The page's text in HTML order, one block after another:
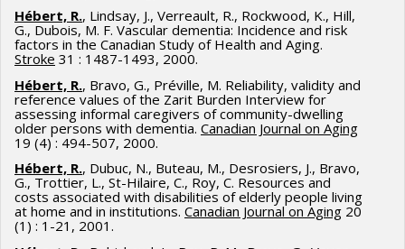
Hébert, R., Lindsay, J., Verreault, R., Rockwood, K., Hill,
G., Dubois, M. F. Vascular dementia: Incidence and risk
factors in the Canadian Study of Health and Aging.
Stroke 31 : 1487-1493, 2000.
Hébert, R., Bravo, G., Préville, M. Reliability, validity and
reference values of the Zarit Burden Interview for
assessing informal caregivers of community-dwelling
older persons with dementia. Canadian Journal on Aging
19 (4) : 494-507, 2000.
Hébert, R., Dubuc, N., Buteau, M., Desrosiers, J., Bravo,
G., Trottier, L., St-Hilaire, C., Roy, C. Resources and
costs associated with disabilities of elderly people living
at home and in institutions. Canadian Journal on Aging 20
(1) : 1-21, 2001.